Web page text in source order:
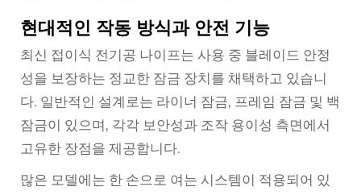
현대적인 작동 방식과 안전 기능
최신 접이식 전기공 나이프는 사용 중 블레이드 안정
성을 보장하는 정교한 잠금 장치를 채택하고 있습니
다. 일반적인 설계로는 라이너 잠금, 프레임 잠금 및 백
잠금이 있으며, 각각 보안성과 조작 용이성 측면에서
고유한 장점을 제공합니다.
많은 모델에는 한 손으로 여는 시스템이 적용되어 있